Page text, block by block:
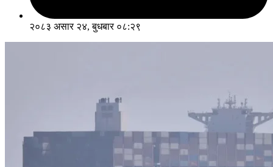
२०८३ असार २४, बुधबार ०८:२९